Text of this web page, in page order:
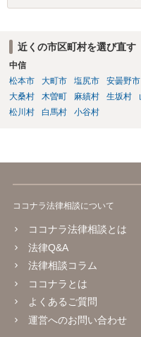
近くの市区町村を選び直す
中信
松本市
大町市 塩尻市 安曇野市
大桑村
木曽町 麻績村 生坂村
松川村
白馬村 小谷村
ココナラ法律相談について
ココナラ法律相談とは
法律Q&A
法律相談コラム
ココナラとは
よくあるご質問
運営へのお問い合わせ